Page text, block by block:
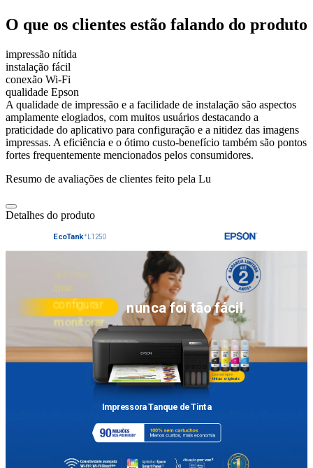
O que os clientes estão falando do produto
impressão nítida
instalação fácil
conexão Wi-Fi
qualidade Epson
A qualidade de impressão e a facilidade de instalação são aspectos
amplamente elogiados, com muitos usuários destacando a
praticidade do aplicativo para configuração e a nitidez das imagens
impressas. A eficiência e o ótimo custo-benefício também são pontos
fortes frequentemente mencionados pelos consumidores.
Resumo de avaliações de clientes feito pela Lu
Detalhes do produto